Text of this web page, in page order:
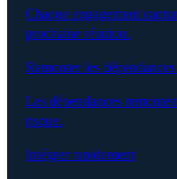
Chaque engagement
prochaine réunion.
Remonter les
Les dépendances
risque.
Intégrer rapidement